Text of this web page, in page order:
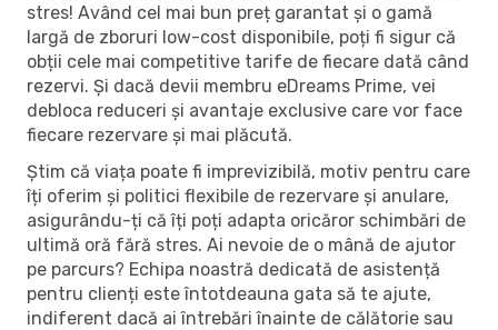
stres! Având cel mai bun preț garantat și o gamă
largă de zboruri low-cost disponibile, poți fi sigur că
obții cele mai competitive tarife de fiecare dată când
rezervi. Și dacă devii membru eDreams Prime, vei
debloca reduceri și avantaje exclusive care vor face
fiecare rezervare și mai plăcută.
Știm că viața poate fi imprevizibilă, motiv pentru care
îți oferim și politici flexibile de rezervare și anulare,
asigurându-ți că îți poți adapta oricăror schimbări de
ultimă oră fără stres. Ai nevoie de o mână de ajutor
pe parcurs? Echipa noastră dedicată de asistență
pentru clienți este întotdeauna gata să te ajute,
indiferent dacă ai întrebări înainte de călătorie sau